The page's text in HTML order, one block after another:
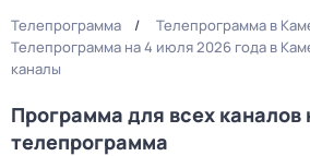
Телепрограмма
Телепрограмма в
Телепрограмма на 4 июля 2026 года в
каналы
Программа для всех
телепрограмма